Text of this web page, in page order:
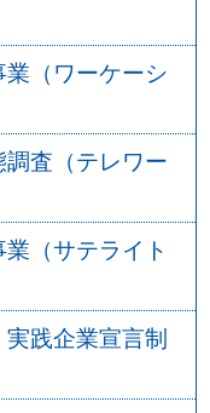
（ワーケーシ
査（テレワー
（サテライト
実践企業宣言制